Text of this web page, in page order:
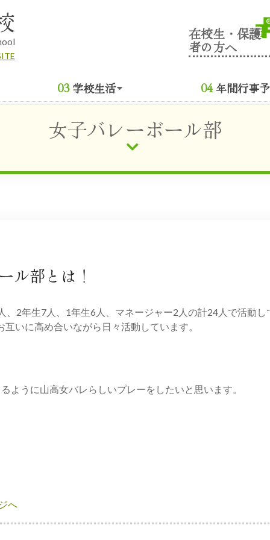
在校生・保護
者の方へ
学校生活 年間行事
女子バレーボール部
ル部とは！
、2年生7人、1年生6人、マネージャー2人の計24人で活動
いに高め合いながら日々活動しています。
ように山高女バレらしいプレーをしたいと思います。
へ